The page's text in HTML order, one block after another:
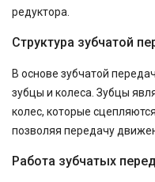
редуктора.
Структура зубчатой
В основе зубчатой
зубцы и колеса. Зубцы
колес, которые
позволяя передачу
Работа зубчатых